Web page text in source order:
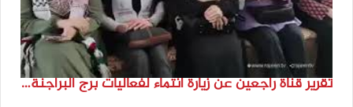
تقرير قناة راجعين عن زيارة انتماء لفعاليات برج البراجنة اعداد جنى شحرور